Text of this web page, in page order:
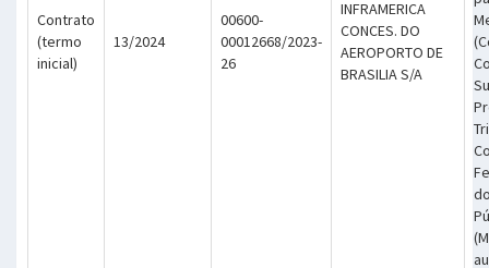
Contrato
(termo
inicial)
13/2024
00600-
00012668/2023-
26
INFRAMERICA
CONCES. DO
AEROPORTO DE
BRASILIA S/A